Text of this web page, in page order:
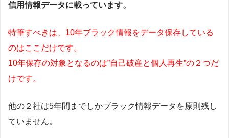
信用情報データに載っています。
特筆すべきは、10年ブラック情報をデータ保存している
のはここだけです。
10年保存の対象となるのは”自己破産と個人再生”の２つだ
けです。
他の２社は5年間までしかブラック情報データを原則残し
ていません。